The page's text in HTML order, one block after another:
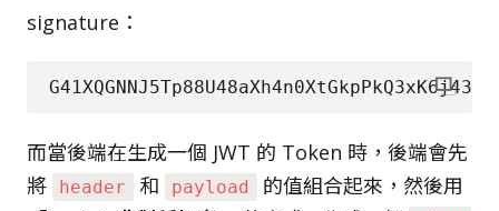
signature：
而當後端在生成一個 JWT 的 Token 時，後端會先
將
header 和 payload
的值組合起來，然後用